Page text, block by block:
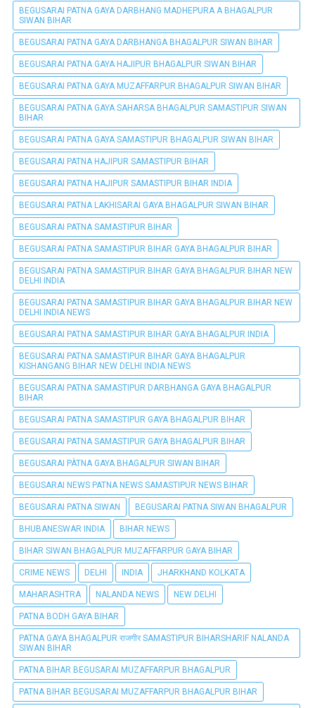
BEGUSARAI PATNA GAYA DARBHANG MADHEPURA A BHAGALPUR
SIWAN BIHAR
BEGUSARAI PATNA GAYA DARBHANGA BHAGALPUR SIWAN BIHAR
BEGUSARAI PATNA GAYA HAJIPUR BHAGALPUR SIWAN BIHAR
BEGUSARAI PATNA GAYA MUZAFFARPUR BHAGALPUR SIWAN BIHAR
BEGUSARAI PATNA GAYA SAHARSA BHAGALPUR SAMASTIPUR SIWAN
BIHAR
BEGUSARAI PATNA GAYA SAMASTIPUR BHAGALPUR SIWAN BIHAR
BEGUSARAI PATNA HAJIPUR SAMASTIPUR BIHAR
BEGUSARAI PATNA HAJIPUR SAMASTIPUR BIHAR INDIA
BEGUSARAI PATNA LAKHISARAI GAYA BHAGALPUR SIWAN BIHAR
BEGUSARAI PATNA SAMASTIPUR BIHAR
BEGUSARAI PATNA SAMASTIPUR BIHAR GAYA BHAGALPUR BIHAR
BEGUSARAI PATNA SAMASTIPUR BIHAR GAYA BHAGALPUR BIHAR NEW
DELHI INDIA
BEGUSARAI PATNA SAMASTIPUR BIHAR GAYA BHAGALPUR BIHAR NEW
DELHI INDIA NEWS
BEGUSARAI PATNA SAMASTIPUR BIHAR GAYA BHAGALPUR INDIA
BEGUSARAI PATNA SAMASTIPUR BIHAR GAYA BHAGALPUR
KISHANGANG BIHAR NEW DELHI INDIA NEWS
BEGUSARAI PATNA SAMASTIPUR DARBHANGA GAYA BHAGALPUR
BIHAR
BEGUSARAI PATNA SAMASTIPUR GAYA BHAGALPUR BIHAR
BEGUSARAI PATNA SAMASTIPUR GAYA BHAGALPUR BIHAR
BEGUSARAI PÀTNA GAYA BHAGALPUR SIWAN BIHAR
BEGUSARAI NEWS PATNA NEWS SAMASTIPUR NEWS BIHAR
BEGUSARAI PATNA SIWAN BEGUSARAI PATNA SIWAN BHAGALPUR
BHUBANESWAR INDIA BIHAR NEWS
BIHAR SIWAN BHAGALPUR MUZAFFARPUR GAYA BIHAR
CRIME NEWS DELHI INDIA JHARKHAND KOLKATA
MAHARASHTRA NALANDA NEWS NEW DELHI
PATNA BODH GAYA BIHAR
PATNA GAYA BHAGALPUR राजगीर SAMASTIPUR BIHARSHARIF NALANDA
SIWAN BIHAR
PATNA BIHAR BEGUSARAI MUZAFFARPUR BHAGALPUR
PATNA BIHAR BEGUSARAI MUZAFFARPUR BHAGALPUR BIHAR